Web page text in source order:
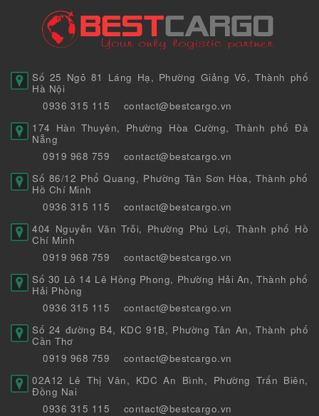
Số 25 Ngõ 81 Láng Hạ, Phường Giảng Võ, Thành phố
Hà Nội
0936 315 115
contact@bestcargo.vn
174 Hàn Thuyên, Phường Hòa Cường, Thành phố Đà
Nẵng
0919 968 759
contact@bestcargo.vn
Số 86/12 Phổ Quang, Phường Tân Sơn Hòa, Thành phố
Hồ Chí Minh
0936 315 115
contact@bestcargo.vn
404 Nguyễn Văn Trỗi, Phường Phú Lợi, Thành phố Hồ
Chí Minh
0919 968 759
contact@bestcargo.vn
Số 30 Lô 14 Lê Hồng Phong, Phường Hải An, Thành phố
Hải Phòng
0936 315 115
contact@bestcargo.vn
Số 24 đường B4, KDC 91B, Phường Tân An, Thành phố
Cần Thơ
0919 968 759
contact@bestcargo.vn
02A12 Lê Thị Vân, KDC An Bình, Phường Trấn Biên,
Đồng Nai
0936 315 115
contact@bestcargo.vn